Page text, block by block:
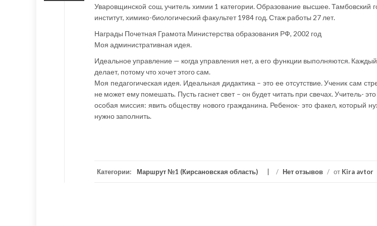
Уваровщинской сош, учитель химии 1 категории. Образование высшее. Тамбовский
институт, химико-биологический факультет 1984 год. Стаж работы 27 лет.
Награды Почетная Грамота Министерства образования РФ, 2002 год
Моя административная идея.
Идеальное управление — когда управления нет, а его функции выполняются.
делает, потому что хочет этого сам.
Моя педагогическая идея. Идеальная дидактика – это ее отсутствие. Ученик сам
не может ему помешать. Пусть гаснет свет – он будет читать при свечах. Учитель-
особая миссия: явить обществу нового гражданина. Ребенок- это факел, который
нужно заполнить.
Категории: Маршрут №1 (Кирсановская область) / Нет отзывов / от Kira avtor